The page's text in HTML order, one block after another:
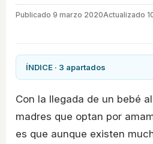
Publicado 9 marzo 2020Actualizado
ÍNDICE · 3 apartados
Con la llegada de un bebé
madres que optan por
es que aunque existen